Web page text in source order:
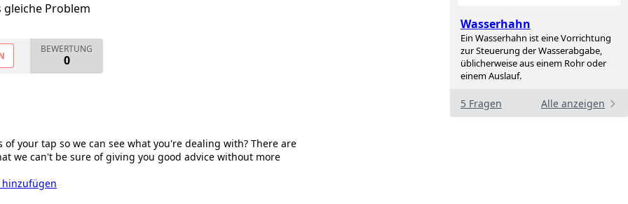
Wasserhahn
Ein Wasserhahn ist eine Vorrichtung
zur Steuerung der Wasserabgabe,
üblicherweise aus einem Rohr oder
einem Auslauf.
5 Fragen Alle anzeigen
gleiche Problem
BEWERTUNG
0
your tap so we can see what you're dealing with? There are
we can't be sure of giving you good advice without more
hinzufügen